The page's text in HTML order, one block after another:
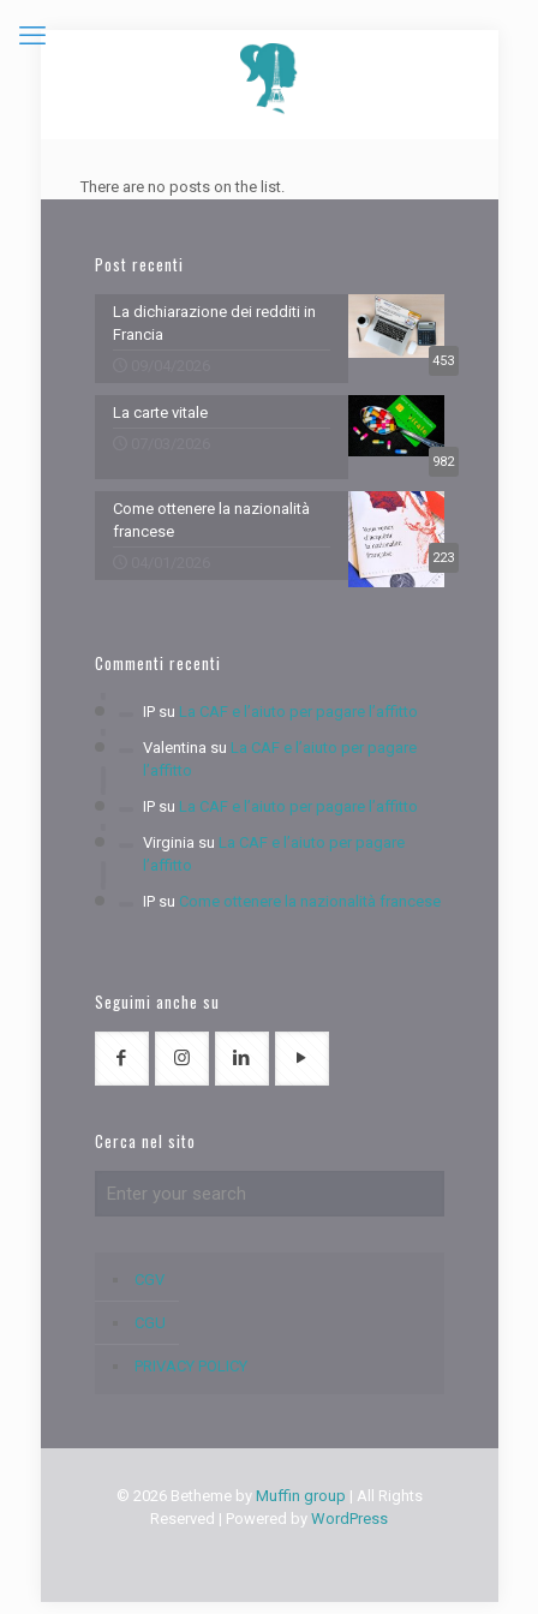
There are no posts on the list.
Post recenti
453
La dichiarazione dei redditi in
Francia
982
La carte vitale
223
Come ottenere la nazionalità
francese
Commenti recenti
IPsu La CAF e l’aiuto per pagare l’affitto
Valentina su La CAF e l’aiuto per pagare
l’affitto
IPsu La CAF e l’aiuto per pagare l’affitto
Virginia su La CAF e l’aiuto per pagare
l’affitto
IPsu Come ottenere la nazionalità francese
Seguimi anche su
Cerca nel sito
CGV
CGU
PRIVACY POLICY
© 2026 Betheme by Muffin group | All Rights
Reserved | Powered by WordPress